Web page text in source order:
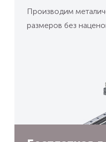
Производим
размеров без